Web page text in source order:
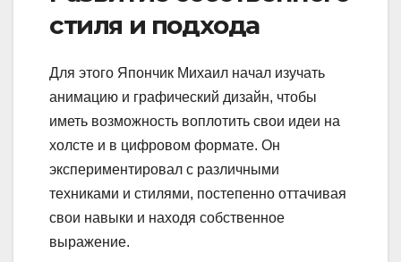
стиля и подхода
Для этого Япончик Михаил начал изучать
анимацию и графический дизайн, чтобы
иметь возможность воплотить свои идеи на
холсте и в цифровом формате. Он
экспериментировал с различными
техниками и стилями, постепенно оттачивая
свои навыки и находя собственное
выражение.